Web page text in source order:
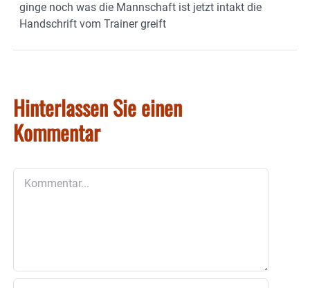
ginge noch was die Mannschaft ist jetzt intakt die
Handschrift vom Trainer greift
Hinterlassen Sie einen
Kommentar